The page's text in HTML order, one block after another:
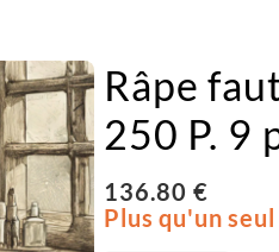
Râpe
250 P. 9
136.80 €
Plus qu'un